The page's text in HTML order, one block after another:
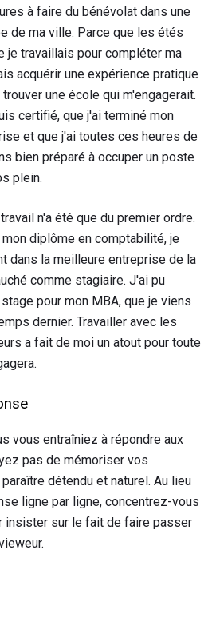
à faire du bénévolat dans une
de ma ville. Parce que les étés
je travaillais pour compléter ma
acquérir une expérience pratique
une école qui m'engagerait.
certifié, que j'ai terminé mon
et que j'ai toutes ces heures de
bien préparé à occuper un poste
plein.
n'a été que du premier ordre.
diplôme en comptabilité, je
dans la meilleure entreprise de la
comme stagiaire. J'ai pu
pour mon MBA, que je viens
dernier. Travailler avec les
a fait de moi un atout pour toute
vous entraîniez à répondre aux
pas de mémoriser vos
détendu et naturel. Au lieu
ligne par ligne, concentrez-vous
insister sur le fait de faire passer